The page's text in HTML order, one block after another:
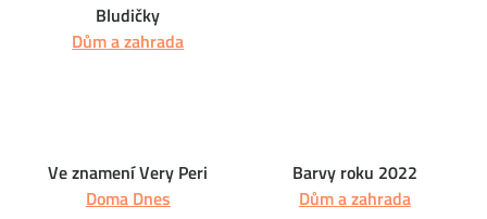
Bludičky
Dům a zahrada
Ve znamení Very Peri
Doma Dnes
Barvy roku 2022
Dům a zahrada